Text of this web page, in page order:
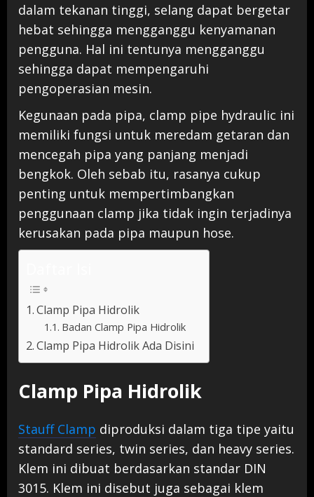
dalam tekanan tinggi, selang dapat bergetar
hebat sehingga mengganggu kenyamanan
pengguna. Hal ini tentunya mengganggu
sehingga dapat mempengaruhi
pengoperasian mesin.
Kegunaan pada pipa, clamp pipe hydraulic ini
memiliki fungsi untuk meredam getaran dan
mencegah pipa yang panjang menjadi
bengkok. Oleh sebab itu, rasanya cukup
penting untuk mempertimbangkan
penggunaan clamp jika tidak ingin terjadinya
kerusakan pada pipa maupun hose.
Clamp Pipa Hidrolik
Badan Clamp Pipa Hidrolik
Clamp Pipa Hidrolik Ada Disini
Clamp Pipa Hidrolik
Stauff Clamp diproduksi dalam tiga tipe yaitu
standard series, twin series, dan heavy series.
Klem ini dibuat berdasarkan standar DIN
3015. Klem ini disebut juga sebagai klem